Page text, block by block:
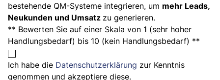
bestehende QM-Systeme integrieren, um mehr Leads,
Neukunden und Umsatz zu generieren.
** Bewerten Sie auf einer Skala von 1 (sehr hoher
Handlungsbedarf) bis 10 (kein Handlungsbedarf) **
Ich habe die Datenschutzerklärung zur Kenntnis
genommen und akzeptiere diese.